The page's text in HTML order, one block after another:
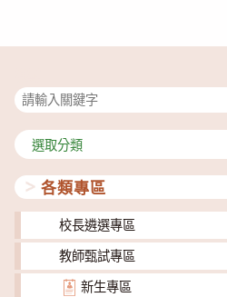
分
類
各類專區
校長遴選專區
教師甄試專區
新生專區